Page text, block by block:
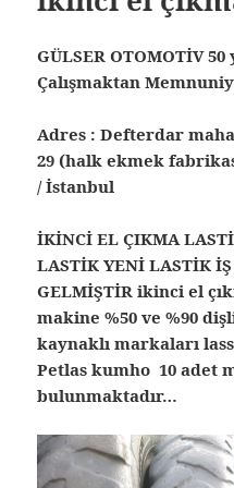
GÜLSER OTOMOTİV
Çalışmaktan
Adres : Defterdar
29 (halk ekmek
/ İstanbul
İKİNCİ EL ÇIKMA
LASTİK YENİ LASTİK
GELMİŞTİR ikinci el
makine %50 ve %90
kaynaklı markaları
Petlas kumho 10 adet
bulunmaktadır…